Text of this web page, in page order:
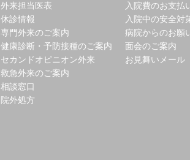
外来担当医表
休診情報
専門外来のご案内
健康診断・予防接種のご案内
セカンドオピニオン外来
救急外来のご案内
相談窓口
院外処方
入院費のお支払
入院中の安全対
病院からのお願
面会のご案内
お見舞いメール